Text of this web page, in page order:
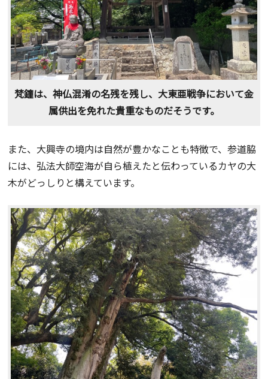
梵鐘は、神仏混淆の名残を残し、大東亜戦争において金
属供出を免れた貴重なものだそうです。
また、大興寺の境内は自然が豊かなことも特徴で、参道脇
には、弘法大師空海が自ら植えたと伝わっているカヤの大
木がどっしりと構えています。